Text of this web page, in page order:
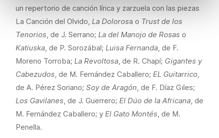
un repertorio de canción lírica y zarzuela con las piezas
La Canción del Olvido, La Dolorosa o Trust de los
Tenorios, de J. Serrano; La del Manojo de Rosas o
Katiuska, de P. Sorozábal; Luisa Fernanda, de F.
Moreno Torroba; La Revoltosa, de R. Chapí; Gigantes y
Cabezudos, de M. Fernández Caballero; EL Guitarrico,
de A. Pérez Soriano; Soy de Aragón, de F. Díaz Giles;
Los Gavilanes, de J. Guerrero; El Dúo de la Africana, de
M. Fernández Caballero; y El Gato Montés, de M.
Penella.